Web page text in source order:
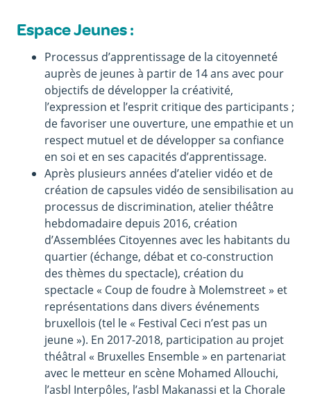
Espace Jeunes :
Processus d’apprentissage de la citoyenneté
auprès de jeunes à partir de 14 ans avec pour
objectifs de développer la créativité,
l’expression et l’esprit critique des participants ;
de favoriser une ouverture, une empathie et un
respect mutuel et de développer sa confiance
en soi et en ses capacités d’apprentissage.
Après plusieurs années d’atelier vidéo et de
création de capsules vidéo de sensibilisation au
processus de discrimination, atelier théâtre
hebdomadaire depuis 2016, création
d’Assemblées Citoyennes avec les habitants du
quartier (échange, débat et co-construction
des thèmes du spectacle), création du
spectacle « Coup de foudre à Molemstreet » et
représentations dans divers événements
bruxellois (tel le « Festival Ceci n’est pas un
jeune »). En 2017-2018, participation au projet
théâtral « Bruxelles Ensemble » en partenariat
avec le metteur en scène Mohamed Allouchi,
l’asbl Interpôles, l’asbl Makanassi et la Chorale